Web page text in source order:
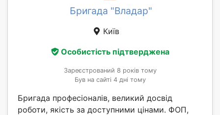
Бригада "Владар"
Київ
Особистість підтверджена
Зареєстрований 8 років тому
Був на сайті 4 дні тому
Бригада професіоналів, великий досвід
роботи, якість за доступними цінами. ФОП,